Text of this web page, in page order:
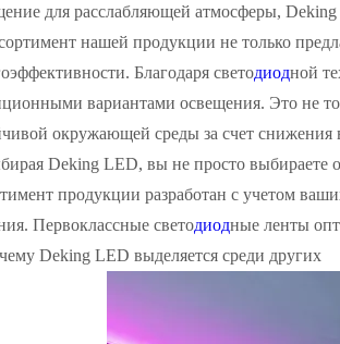
для расслабляющей атмосферы,
нашей продукции не только
Благодаря светодиодной
вариантами освещения. Это не
окружающей среды за счет снижения
Deking LED, вы не просто выбираете
продукции разработан с учетом
Первоклассные светодиодные ленты
Deking LED выделяется среди других